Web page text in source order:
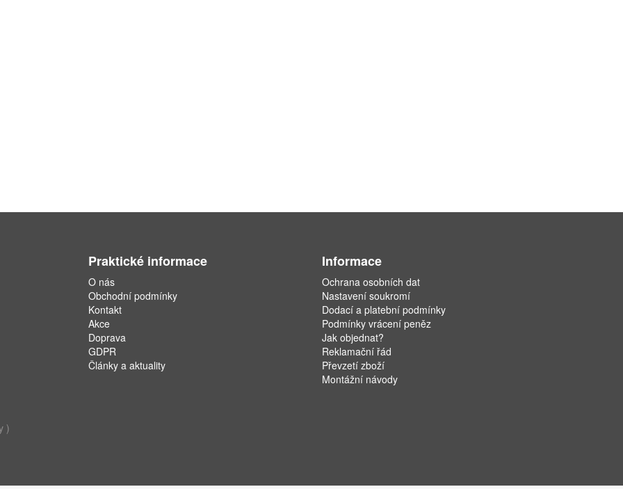
)
Praktické informace
O nás
Obchodní podmínky
Kontakt
Akce
Doprava
GDPR
Články a aktuality
Informace
Ochrana osobních dat
Nastavení soukromí
Dodací a platební podmínky
Podmínky vrácení peněz
Jak objednat?
Reklamační řád
Převzetí zboží
Montážní návody